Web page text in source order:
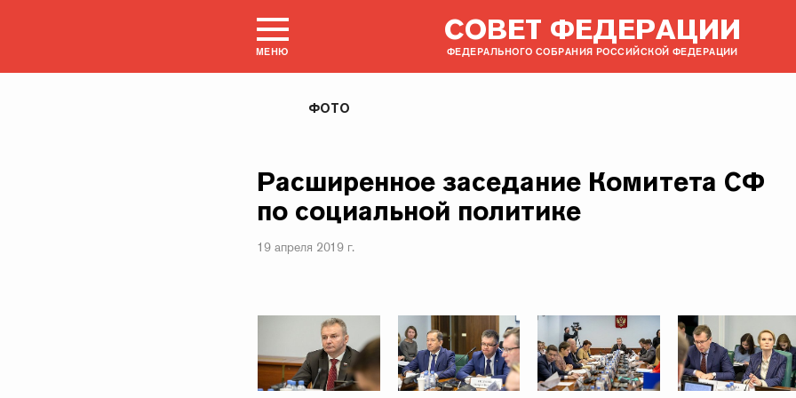
МЕНЮ
СОВЕТ ФЕДЕРАЦИИ
ФЕДЕРАЛЬНОГО СОБРАНИЯ РОССИЙСКОЙ ФЕДЕРАЦИИ
ФОТО
Расширенное заседание Комитета СФ
по социальной политике
19 апреля 2019 г.